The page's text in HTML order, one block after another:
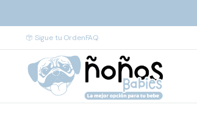
Sigue tu OrdenFAQ